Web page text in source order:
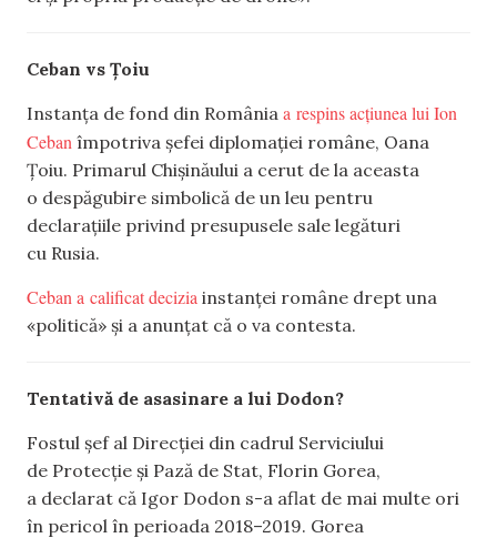
Ceban vs Țoiu
Instanța de fond din România a respins acțiunea lui Ion
Ceban împotriva șefei diplomației române, Oana
Țoiu. Primarul Chișinăului a cerut de la aceasta
o despăgubire simbolică de un leu pentru
declarațiile privind presupusele sale legături
cu Rusia.
Ceban a calificat decizia instanței române drept una
«politică» și a anunțat că o va contesta.
Tentativă de asasinare a lui Dodon?
Fostul șef al Direcției din cadrul Serviciului
de Protecție și Pază de Stat, Florin Gorea,
a declarat că Igor Dodon s-a aflat de mai multe ori
în pericol în perioada 2018–2019. Gorea